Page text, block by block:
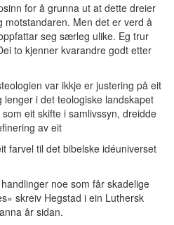
for å grunna ut at dette dreier
motstandaren. Men det er verd å
seg særleg ulike. Eg trur
to kjenner kvarandre godt etter
var ikkje er justering på eit
i det teologiske landskapet
eit skifte i samlivssyn, dreidde
av eit
farvel til det bibelske idéuniverset
noe som får skadelige
skreiv Hegstad i ein Luthersk
år sidan.